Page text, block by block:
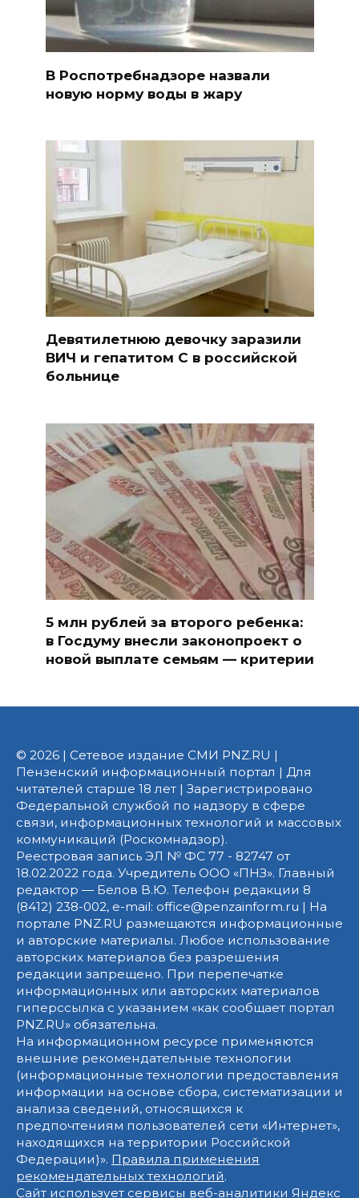
В Роспотребнадзоре назвали
новую норму воды в жару
Девятилетнюю девочку заразили
ВИЧ и гепатитом С в российской
больнице
5 млн рублей за второго ребенка:
в Госдуму внесли законопроект о
новой выплате семьям — критерии
© 2026 | Сетевое издание СМИ PNZ.RU |
Пензенский информационный портал | Для
читателей старше 18 лет | Зарегистрировано
Федеральной службой по надзору в сфере
связи, информационных технологий и массовых
коммуникаций (Роскомнадзор).
Реестровая запись ЭЛ № ФС 77 - 82747 от
18.02.2022 года. Учредитель ООО «ПНЗ». Главный
редактор — Белов В.Ю. Телефон редакции 8
(8412) 238-002, e-mail: office@penzainform.ru | На
портале PNZ.RU размещаются информационные
и авторские материалы. Любое использование
авторских материалов без разрешения
редакции запрещено. При перепечатке
информационных или авторских материалов
гиперссылка с указанием «как сообщает портал
PNZ.RU» обязательна.
На информационном ресурсе применяются
внешние рекомендательные технологии
(информационные технологии предоставления
информации на основе сбора, систематизации и
анализа сведений, относящихся к
предпочтениям пользователей сети «Интернет»,
находящихся на территории Российской
Федерации)». Правила применения
рекомендательных технологий.
Сайт использует сервисы веб-аналитики Яндекс